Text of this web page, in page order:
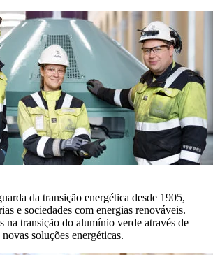
da transição energética desde 1905,
e sociedades com energias renováveis.
na transição do alumínio verde através de
soluções energéticas.